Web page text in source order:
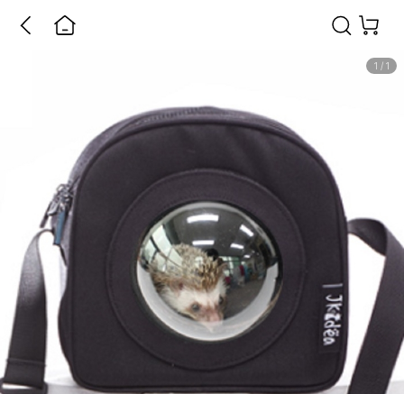
1 / 1